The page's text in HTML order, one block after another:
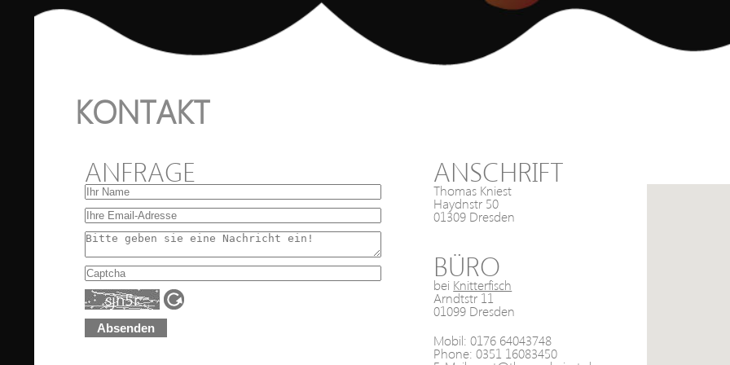
KONTAKT
ANFRAGE
Absenden
ANSCHRIFT
Thomas Kniest
Haydnstr 50
01309 Dresden
BÜRO
bei Knitterfisch
Arndtstr 11
01099 Dresden
Mobil: 0176 64043748
Phone: 0351 16083450